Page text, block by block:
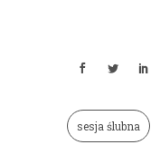
sesja ślubna